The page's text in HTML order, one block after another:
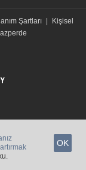
Şartları
Kişisel
OK